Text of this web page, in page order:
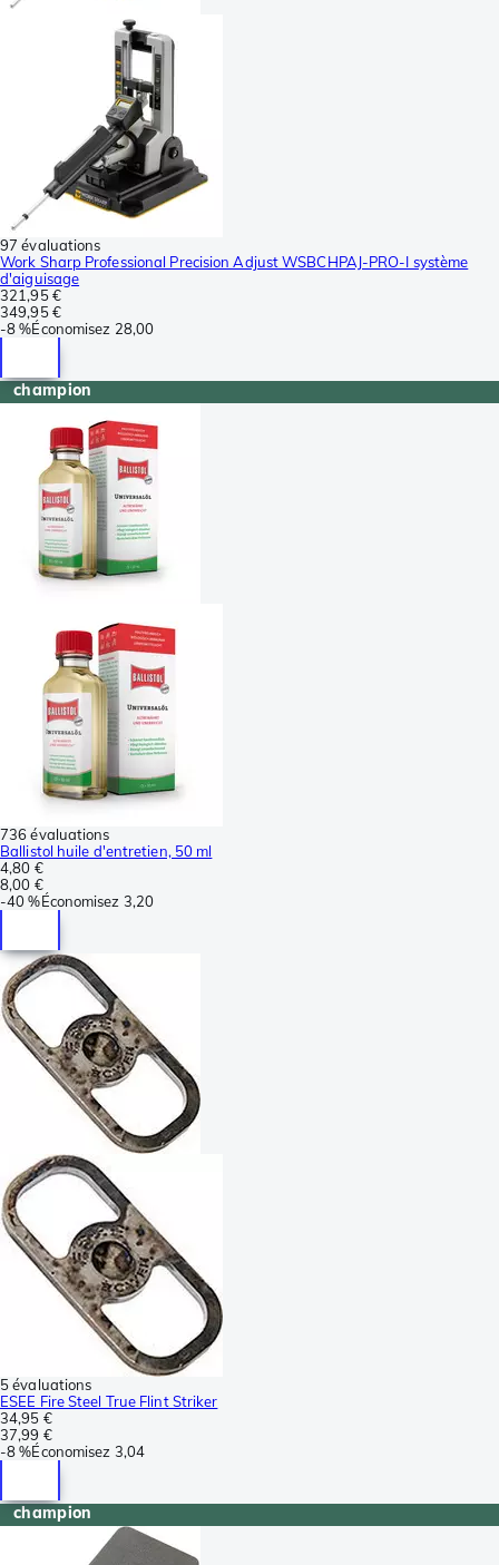
97 évaluations
Work Sharp Professional Precision Adjust WSBCHPAJ-PRO-I système
d'aiguisage
321,95 €
349,95 €
-8 %Économisez 28,00
champion
736 évaluations
Ballistol huile d'entretien, 50 ml
4,80 €
8,00 €
-40 %Économisez 3,20
5 évaluations
ESEE Fire Steel True Flint Striker
34,95 €
37,99 €
-8 %Économisez 3,04
champion